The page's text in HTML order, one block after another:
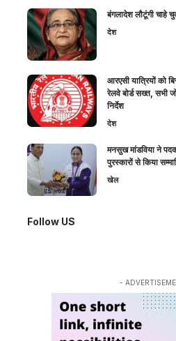
बंगलादेश लौटूंगी चाहे
देश
आरएसी यात्रियों को
रेलवे बोर्ड सख्त, सभी
निर्देश
देश
मनसुख मांडविया ने
पुरस्कारों से किया
खेल
Follow US
-